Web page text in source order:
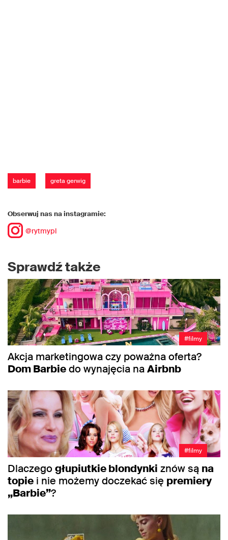
barbie greta gerwig
Obserwuj nas na instagramie:
@rytmypl
Sprawdź także
#filmy
Akcja marketingowa czy poważna oferta?
Dom Barbiedo wynajęcia naAirbnb
#filmy
Dlaczegogłupiutkie blondynki znów są na
topie i nie możemy doczekać się premiery
„Barbie”?